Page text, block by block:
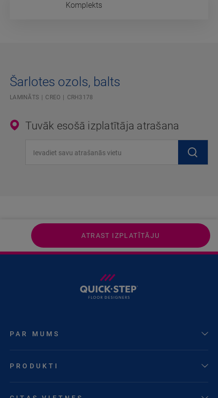
Komplekts
Šarlotes ozols, balts
LAMINĀTS CREO CRH3178
Tuvāk esošā izplatītāja atrašana
ATRAST IZPLATĪTĀJU
PAR MUMS
PRODUKTI